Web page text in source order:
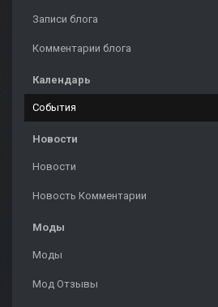
Записи блога
Комментарии блога
Календарь
События
Новости
Новости
Новость Комментарии
Моды
Моды
Мод Отзывы